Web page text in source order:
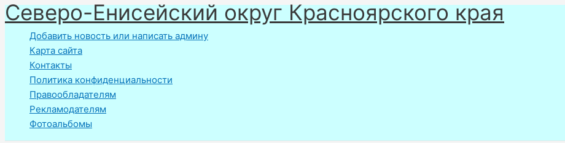
Перейти
к
содержимому
Северо-Енисейский округ Красноярского края
Добавить новость или написать админу
Карта сайта
Контакты
Политика конфиденциальности
Правообладателям
Рекламодателям
Фотоальбомы